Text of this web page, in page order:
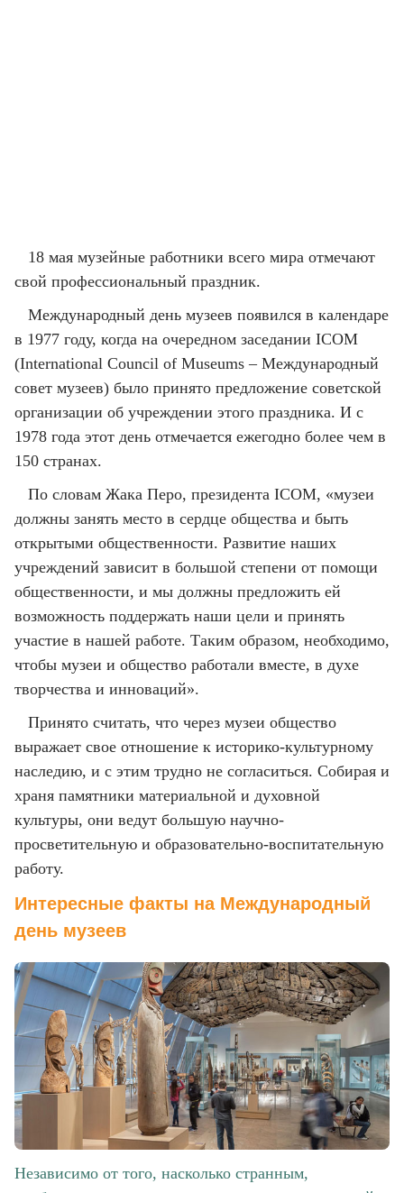
18 мая музейные работники всего мира отмечают
свой профессиональный праздник.
Международный день музеев появился в календаре
в 1977 году, когда на очередном заседании ICOM
(International Council of Museums – Международный
совет музеев) было принято предложение советской
организации об учреждении этого праздника. И с
1978 года этот день отмечается ежегодно более чем в
150 странах.
По словам Жака Перо, президента ICOM, «музеи
должны занять место в сердце общества и быть
открытыми общественности. Развитие наших
учреждений зависит в большой степени от помощи
общественности, и мы должны предложить ей
возможность поддержать наши цели и принять
участие в нашей работе. Таким образом, необходимо,
чтобы музеи и общество работали вместе, в духе
творчества и инноваций».
Принято считать, что через музеи общество
выражает свое отношение к историко-культурному
наследию, и с этим трудно не согласиться. Собирая и
храня памятники материальной и духовной
культуры, они ведут большую научно-
просветительную и образовательно-воспитательную
работу.
Интересные факты на Международный
день музеев
Независимо от того, насколько странным,